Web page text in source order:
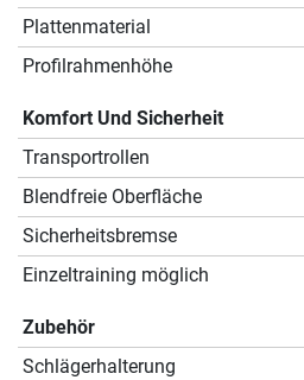
Plattenmaterial
Profilrahmenhöhe
Komfort Und Sicherheit
Transportrollen
Blendfreie Oberfläche
Sicherheitsbremse
Einzeltraining möglich
Zubehör
Schlägerhalterung